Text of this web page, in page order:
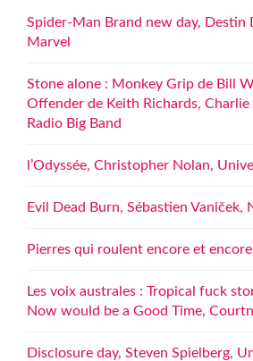
Spider-Man Brand new day, Destin
Marvel
Stone alone : Monkey Grip de Bill
Offender de Keith Richards,
Radio Big Band
l’Odyssée, Christopher Nolan,
Evil Dead Burn, Sébastien Vaniček,
Pierres qui roulent encore et encore
Les voix australes : Tropical fuck
Now would be a Good Time,
Disclosure day, Steven Spielberg,